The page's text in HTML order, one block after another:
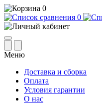
0
0
Меню
Доставка и сборка
Оплата
Условия гарантии
О нас